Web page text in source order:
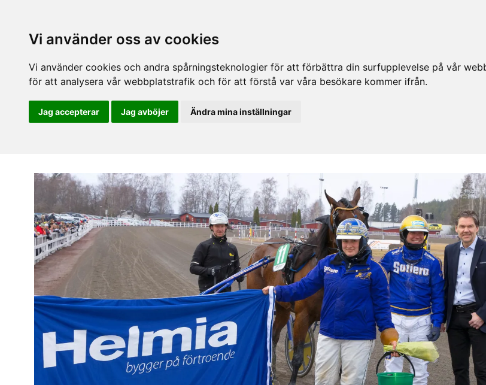
Vi använder oss av cookies
Vi använder cookies och andra spårningsteknologier för att förbättra din surfupplevelse på vår
för att analysera vår webbplatstrafik och för att förstå var våra besökare kommer ifrån.
Jag accepterar Jag avböjer Ändra mina inställningar